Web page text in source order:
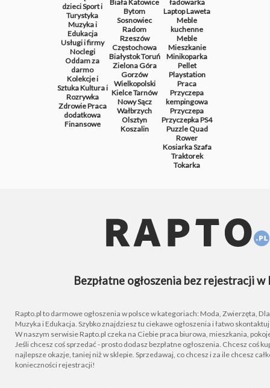
dzieciSport i
Turystyka
Muzyka i
Edukacja
Usługi i firmy
Noclegi
Oddam za
darmo
Kolekcje i
SztukaKultura i
Rozrywka
ZdrowiePraca
dodatkowa
Finansowe
Biała Katowice
Bytom
Sosnowiec
Radom
Rzeszów
Częstochowa
BiałystokToruń
Zielona Góra
Gorzów
Wielkopolski
KielceTarnów
Nowy Sącz
Wałbrzych
Olsztyn
Koszalin
ładowarka
LaptopLaweta
Meble
kuchenne
Meble
Mieszkanie
Minikoparka
Pellet
Playstation
Praca
Przyczepa
kempingowa
Przyczepa
PrzyczepkaPS4
PuzzleQuad
Rower
KosiarkaSzafa
Traktorek
Tokarka
Bezpłatne ogłoszenia bez rejestracji w
Rapto.pl to darmowe ogłoszenia w polsce w kategoriach: Moda, Zwierzęta, Dla
Muzyka i Edukacja. Szybko znajdziesz tu ciekawe ogłoszenia i łatwo
W naszym serwisie Rapto.pl czeka na Ciebie praca biurowa, mieszkania,
Jeśli chcesz coś sprzedać - prosto dodasz bezpłatne ogłoszenia. Chcesz coś
najlepsze okazje, taniej niż w sklepie. Sprzedawaj, co chcesz i za ile chcesz
konieczności rejestracji!